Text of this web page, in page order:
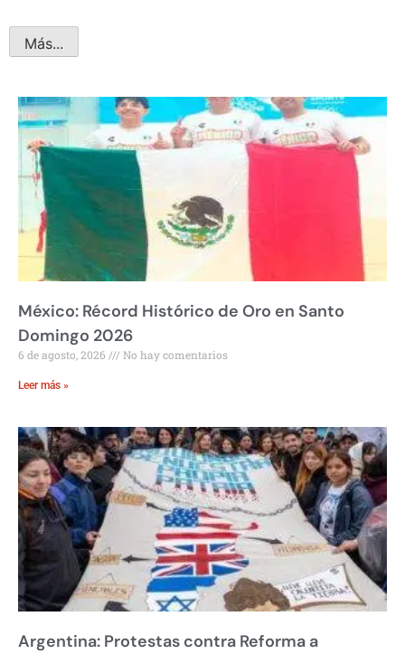
Más...
México: Récord Histórico de Oro en Santo
Domingo 2026
6 de agosto, 2026 No hay comentarios
Leer más »
Argentina: Protestas contra Reforma a